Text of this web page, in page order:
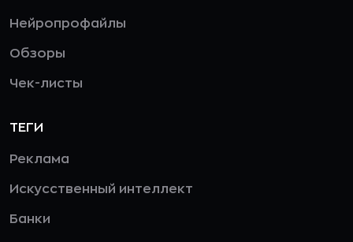
Нейропрофайлы
Обзоры
Чек-листы
ТЕГИ
Реклама
Искусственный интеллект
Банки